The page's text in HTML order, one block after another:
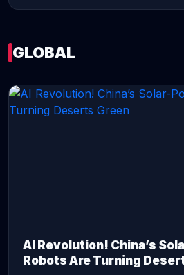
GLOBAL
AI Revolution! China’s
Robots Are Turning